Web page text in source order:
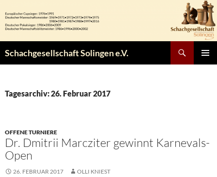
Inhalt
springen
Schachgesellschaft Solingen e.V.
Tagesarchiv: 26. Februar 2017
OFFENE TURNIERE
Dr. Dmitrii Marcziter gewinnt Karnevals-
Open
26. FEBRUAR 2017 OLLI KNIEST